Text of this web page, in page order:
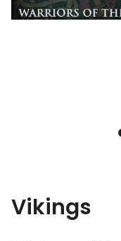
Vikings